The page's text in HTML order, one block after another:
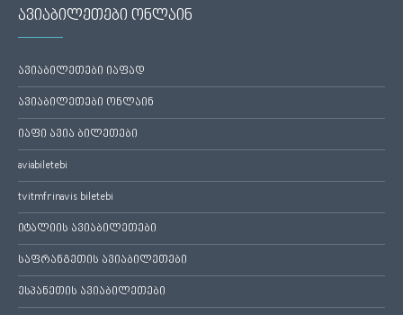
ავიაბილეთები ონლაინ
ავიაბილეთები იაფად
ავიაბილეთები ონლაინ
იაფი ავია ბილეთები
aviabiletebi
tvitmfrinavis biletebi
იტალიის ავიაბილეთები
საფრანგეთის ავიაბილეთები
ესპანეთის ავიაბილეთები